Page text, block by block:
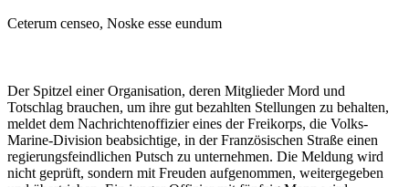
Ceterum censeo, Noske esse eundum
Der Spitzel einer Organisation, deren Mitglieder Mord und
Totschlag brauchen, um ihre gut bezahlten Stellungen zu behalten,
meldet dem Nachrichtenoffizier eines der Freikorps, die Volks-
Marine-Division beabsichtige, in der Französischen Straße einen
regierungsfeindlichen Putsch zu unternehmen. Die Meldung wird
nicht geprüft, sondern mit Freuden aufgenommen, weitergegeben